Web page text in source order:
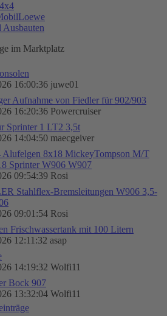
Ausbauten
im Marktplatz
16:00:36 juwe01
Aufnahme von Fiedler für 902/903
16:20:36 Powercruiser
Sprinter 1 LT2 3,5t
14:04:50 maecgeiver
Alufelgen 8x18 MickeyTompson M/T
Sprinter W906 W907
09:54:39 Rosi
Stahlflex-Bremsleitungen W906 3,5-
09:01:54 Rosi
Frischwassertank mit 100 Litern
12:11:32 asap
14:19:32 Wolfi11
Bock 907
13:32:04 Wolfi11